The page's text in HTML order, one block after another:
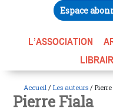
Espace
L’ASSOCIATION
Accueil / Les auteurs /
Pierre Fiala